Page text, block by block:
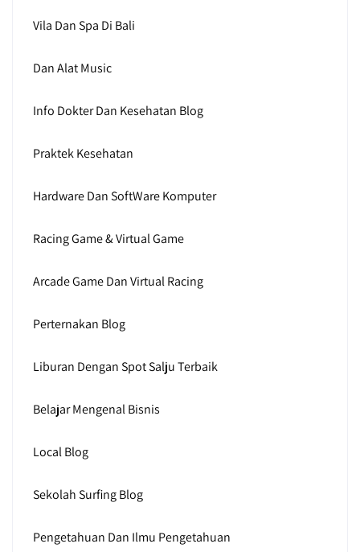
Vila Dan Spa Di Bali
Dan Alat Music
Info Dokter Dan Kesehatan Blog
Praktek Kesehatan
Hardware Dan SoftWare Komputer
Racing Game & Virtual Game
Arcade Game Dan Virtual Racing
Perternakan Blog
Liburan Dengan Spot Salju Terbaik
Belajar Mengenal Bisnis
Local Blog
Sekolah Surfing Blog
Pengetahuan Dan Ilmu Pengetahuan